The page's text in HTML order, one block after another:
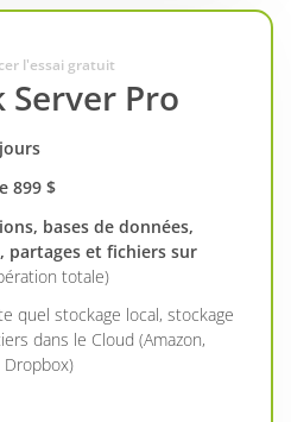
l'essai gratuit
Server Pro
899 $
bases de données,
partages et fichiers sur
totale)
quel stockage local, stockage
dans le Cloud (Amazon,
Dropbox)